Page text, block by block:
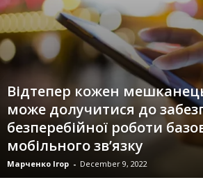
Відтепер кожен
може долучитися до
безперебійної роботи
мобільного зв’язку
Марченко Ігор - December 9, 2022